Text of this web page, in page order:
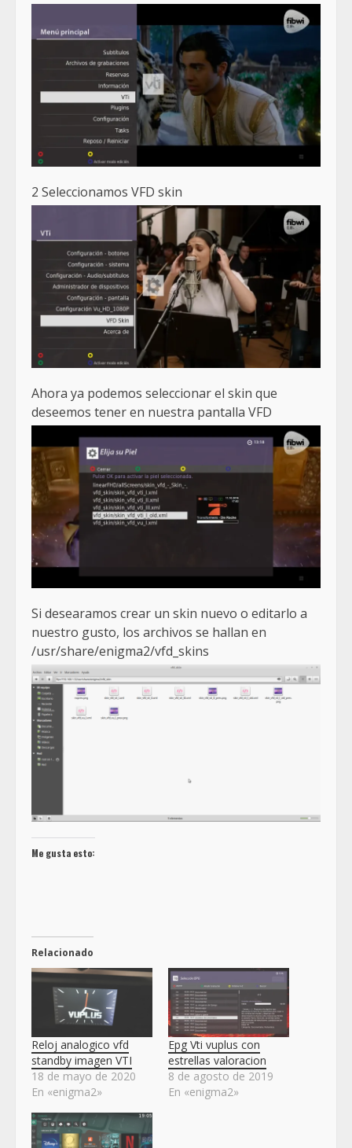
2 Seleccionamos VFD skin
Ahora ya podemos seleccionar el skin que
deseemos tener en nuestra pantalla VFD
Si desearamos crear un skin nuevo o editarlo a
nuestro gusto, los archivos se hallan en
/usr/share/enigma2/vfd_skins
Me gusta esto:
Relacionado
Reloj analogico vfd
standby imagen VTI
18 de mayo de 2020
En «enigma2»
Epg Vti vuplus con
estrellas valoracion
8 de agosto de 2019
En «enigma2»